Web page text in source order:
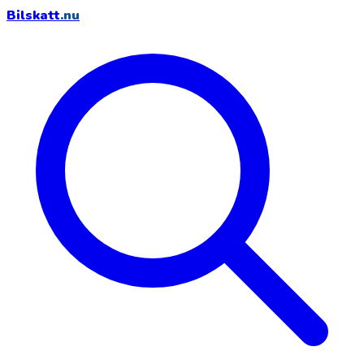
Bilskatt.nu